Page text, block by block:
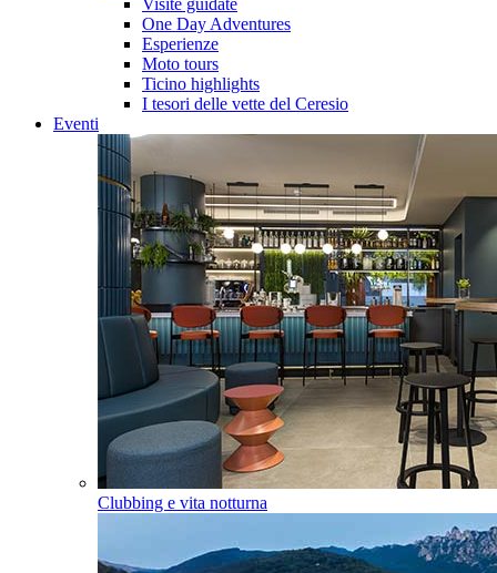
Visite guidate
One Day Adventures
Esperienze
Moto tours
Ticino highlights
I tesori delle vette del Ceresio
Eventi
Clubbing e vita notturna